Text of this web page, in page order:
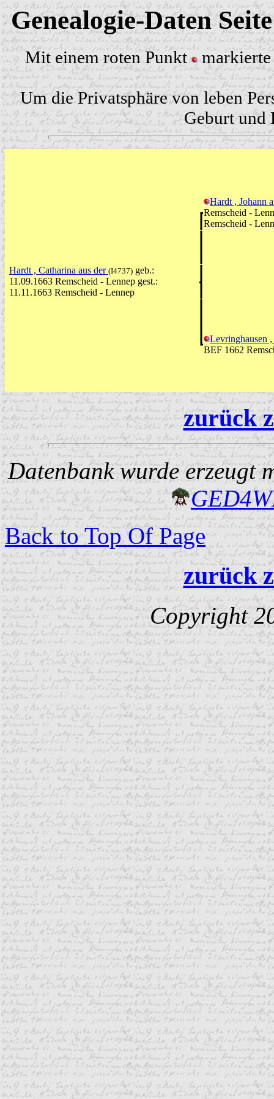
Genealogie-Daten
Mit einem roten Punkt markierte
Um die Privatsphäre von leben
Geburt und
Hardt , Johann
Remscheid -
Remscheid -
Hardt , Catharina aus der (I4737) geb.:
11.09.1663 Remscheid - Lennep gest.:
11.11.1663 Remscheid - Lennep
Levringhausen
BEF 1662
zurück
Datenbank wurde erzeugt
Back to Top Of Page
zurück
Copyright